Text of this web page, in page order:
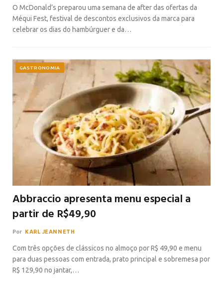
O McDonald’s preparou uma semana de after das ofertas da
Méqui Fest, festival de descontos exclusivos da marca para
celebrar os dias do hambúrguer e da…
GASTRONOMIA
Abbraccio apresenta menu especial a
partir de R$49,90
Por KARL JEANNETH
Com três opções de clássicos no almoço por R$ 49,90 e menu
para duas pessoas com entrada, prato principal e sobremesa por
R$ 129,90 no jantar,…